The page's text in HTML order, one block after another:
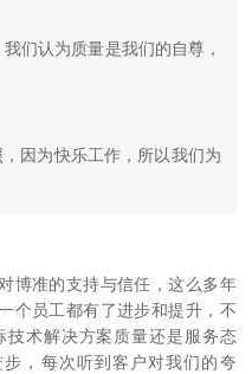
们认为质量是我们的自尊，
因为快乐工作，所以我们为
博准的支持与信任，这么多年
个员工都有了进步和提升，不
技术解决方案质量还是服务态
，每次听到客户对我们的夸